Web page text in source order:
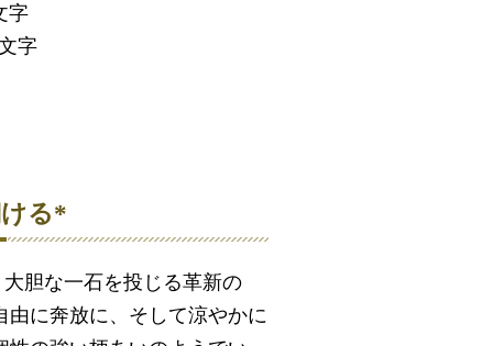
字
字
る*
胆な一石を投じる革新の
由に奔放に、そして涼やかに